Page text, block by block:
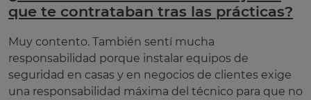
que te contrataban tras las prácticas?
Muy contento. También sentí mucha
responsabilidad porque instalar equipos de
seguridad en casas y en negocios de clientes exige
una responsabilidad máxima del técnico para que no